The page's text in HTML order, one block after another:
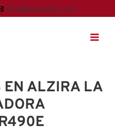
info@tecmapro.com
EN ALZIRA LA